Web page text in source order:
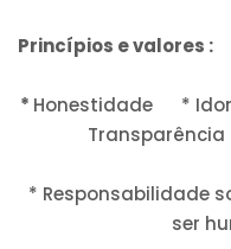
Princípios e valores :
* Honestidade *
* Responsabilidade
ser